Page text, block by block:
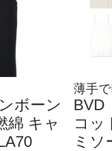
ボーン
綿 キャ
薄手
BVD
コッ
ミソ